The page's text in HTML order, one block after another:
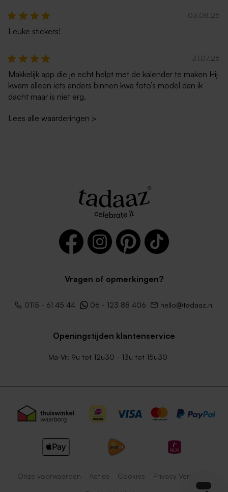
03.08.26
Leuke stickers!
31.07.26
Makkelijk app die je echt helpt met de kalender te maken Hij
kwam alleen iets anders binnen kwa foto’s model dan ik
dacht maar is niet erg.
Lees alle waarderingen >
Vragen of opmerkingen?
0115 - 61 45 44 06 - 123 88 406 hello@tadaaz.nl
Openingstijden klantenservice
Ma-Vr: 9u tot 12u30 - 13u tot 15u30
Onze voorwaarden Acties Cookies Privacy Verklaring